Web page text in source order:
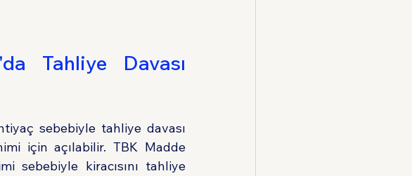
Tahliye Davası
sebebiyle tahliye davası
için açılabilir. TBK Madde
sebebiyle kiracısını tahliye